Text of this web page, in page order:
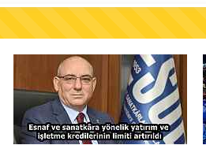
BAŞKANLIĞINDAN